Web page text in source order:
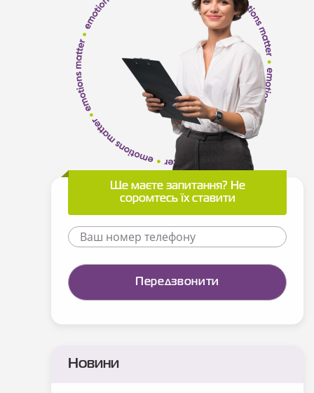
Ще маєте запитання? Не
соромтесь їх ставити
Новини